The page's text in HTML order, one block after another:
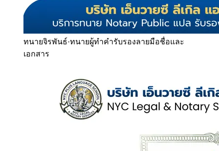
ทนายจิรพันธ์·ทนายผู้ทำคำรับรองลายมือชื่อและ
เอกสาร